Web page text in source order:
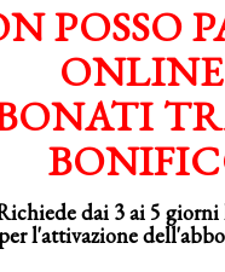
POSSO
dai 3 ai 5
l'attivazione